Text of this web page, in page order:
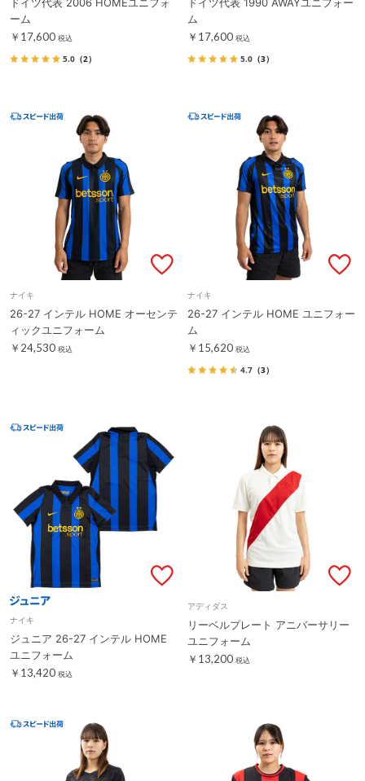
ーム
￥17,600 税込
5.0 （2）
ム
￥17,600 税込
5.0 （3）
ナイキ
26-27 インテル HOME オーセンテ
ィックユニフォーム
￥24,530 税込
ナイキ
26-27 インテル HOME ユニフォー
ム
￥15,620 税込
4.7 （3）
ナイキ
ジュニア 26-27 インテル HOME
ユニフォーム
￥13,420 税込
アディダス
リーベルプレート アニバーサリー
ユニフォーム
￥13,200 税込